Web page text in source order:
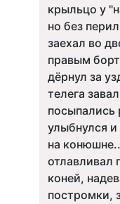
крыльцо у
но без
заехал во
правым
дёрнул за
телега
посыпались
улыбнулся
на
отлавливал
коней,
постромки,